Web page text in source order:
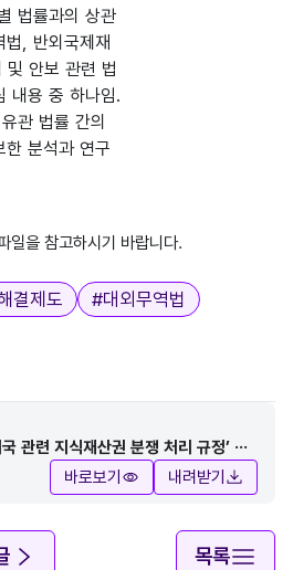
법률과의 상관
법, 반외국제재
및 안보 관련 법
내용 중 하나임.
관 법률 간의
한 분석과 연구
일을 참고하시기 바랍니다.
결제도 #대외무역법
관련 지식재산권 분쟁 처리 규정’ 통
바로보기 내려받기
목록